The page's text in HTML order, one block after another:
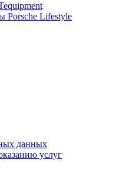
Porsche Lifestyle
данных
услуг